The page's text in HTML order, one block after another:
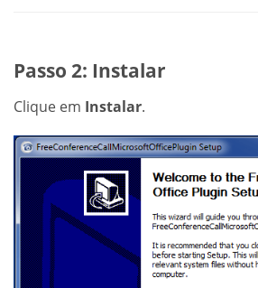
Passo 2: Instalar
Clique em Instalar.